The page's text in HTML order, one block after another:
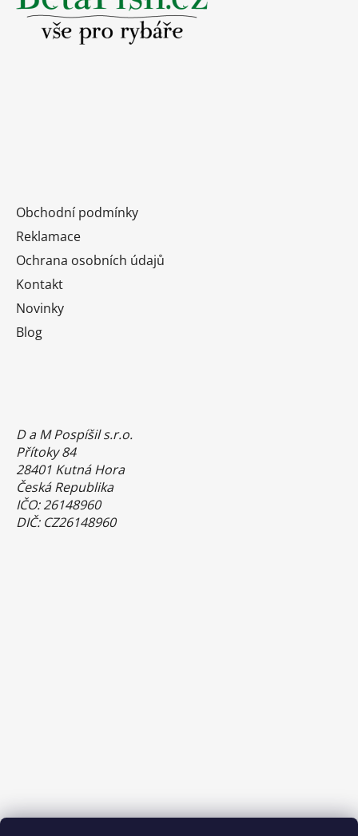
Obchodní podmínky
Reklamace
Ochrana osobních údajů
Kontakt
Novinky
Blog
D a M Pospíšil s.r.o.
Přítoky 84
28401 Kutná Hora
Česká Republika
IČO: 26148960
DIČ: CZ26148960